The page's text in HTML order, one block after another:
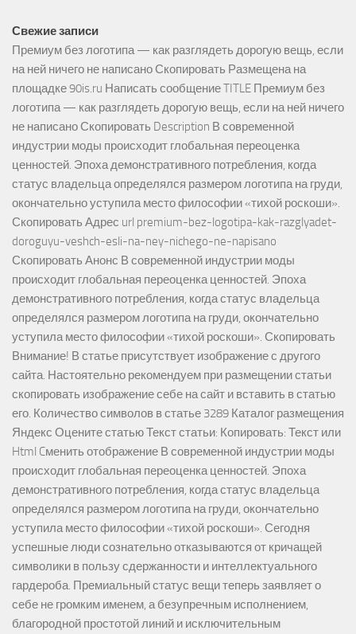
Свежие записи
Премиум без логотипа — как разглядеть дорогую вещь, если
на ней ничего не написано Скопировать Размещена на
площадке 90is.ru Написать сообщение TITLE Премиум без
логотипа — как разглядеть дорогую вещь, если на ней ничего
не написано Скопировать Description В современной
индустрии моды происходит глобальная переоценка
ценностей. Эпоха демонстративного потребления, когда
статус владельца определялся размером логотипа на груди,
окончательно уступила место философии «тихой роскоши».
Скопировать Адрес url premium-bez-logotipa-kak-razglyadet-
doroguyu-veshch-esli-na-ney-nichego-ne-napisano
Скопировать Анонс В современной индустрии моды
происходит глобальная переоценка ценностей. Эпоха
демонстративного потребления, когда статус владельца
определялся размером логотипа на груди, окончательно
уступила место философии «тихой роскоши». Скопировать
Внимание! В статье присутствует изображение с другого
сайта. Настоятельно рекомендуем при размещении статьи
скопировать изображение себе на сайт и вставить в статью
его. Количество символов в статье 3289 Каталог размещения
Яндекс Оцените статью Текст статьи: Копировать: Текст или
Html Cменить отображение В современной индустрии моды
происходит глобальная переоценка ценностей. Эпоха
демонстративного потребления, когда статус владельца
определялся размером логотипа на груди, окончательно
уступила место философии «тихой роскоши». Сегодня
успешные люди сознательно отказываются от кричащей
символики в пользу сдержанности и интеллектуального
гардероба. Премиальный статус вещи теперь заявляет о
себе не громким именем, а безупречным исполнением,
благородной простотой линий и исключительным